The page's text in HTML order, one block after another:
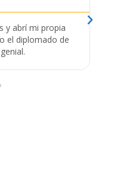
y abrí mi propia
el diplomado de